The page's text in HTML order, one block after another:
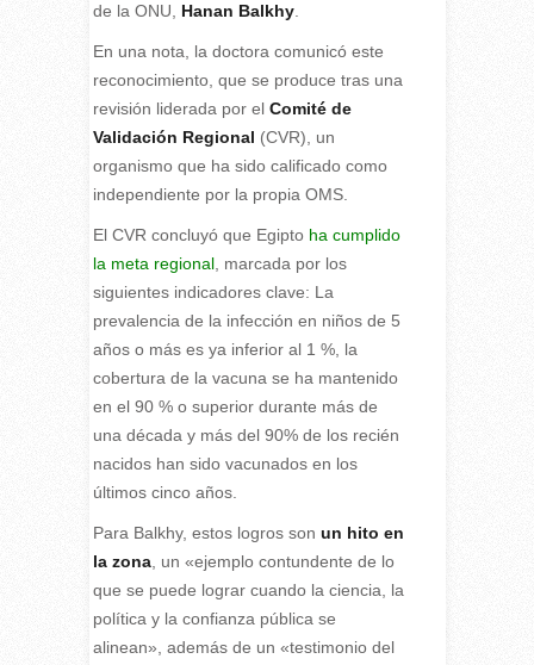
de la ONU, Hanan Balkhy.
En una nota, la doctora comunicó este
reconocimiento, que se produce tras una
revisión liderada por el Comité de
Validación Regional (CVR), un
organismo que ha sido calificado como
independiente por la propia OMS.
El CVR concluyó que Egiptoha cumplido
la meta regional, marcada por los
siguientes indicadores clave: La
prevalencia de la infección en niños de 5
años o más es ya inferior al 1 %, la
cobertura de la vacuna se ha mantenido
en el 90 % o superior durante más de
una década y más del 90% de los recién
nacidos han sido vacunados en los
últimos cinco años.
Para Balkhy, estos logros son un hito en
la zona, un «ejemplo contundente de lo
que se puede lograr cuando la ciencia, la
política y la confianza pública se
alinean», además de un «testimonio del